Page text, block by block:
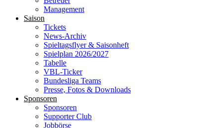
Management
Saison
Tickets
News-Archiv
Spieltagsflyer & Saisonheft
Spielplan 2026/2027
Tabelle
VBL-Ticker
Bundesliga Teams
Presse, Fotos & Downloads
Sponsoren
Sponsoren
Supporter Club
Jobbörse